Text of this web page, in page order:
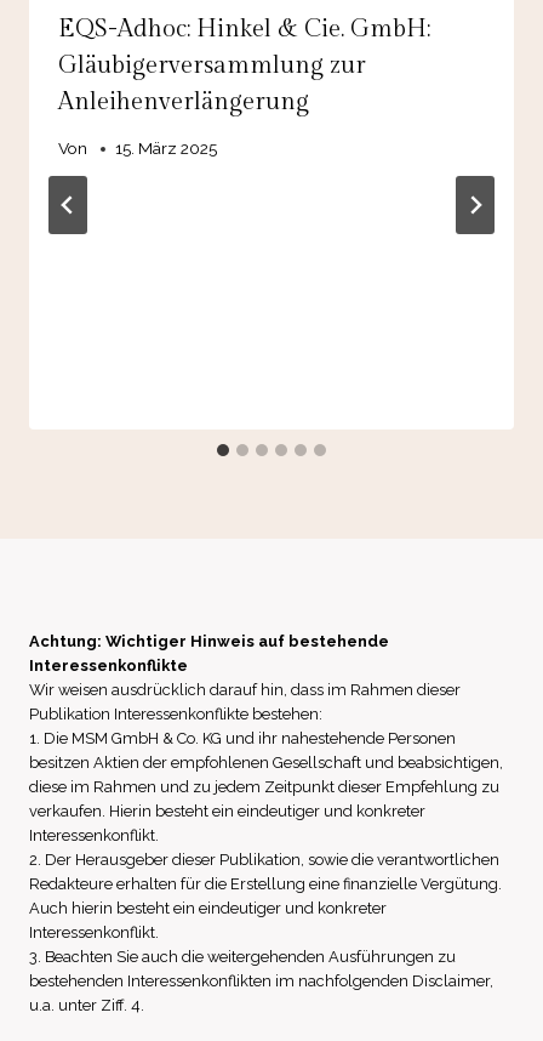
EQS-Adhoc: Hinkel & Cie. GmbH:
Gläubigerversammlung zur
Anleihenverlängerung
Von 15. März 2025
Achtung: Wichtiger Hinweis auf bestehende
Interessenkonflikte
Wir weisen ausdrücklich darauf hin, dass im Rahmen dieser
Publikation Interessenkonflikte bestehen:
1. Die MSM GmbH & Co. KG und ihr nahestehende Personen
besitzen Aktien der empfohlenen Gesellschaft und beabsichtigen,
diese im Rahmen und zu jedem Zeitpunkt dieser Empfehlung zu
verkaufen. Hierin besteht ein eindeutiger und konkreter
Interessenkonflikt.
2. Der Herausgeber dieser Publikation, sowie die verantwortlichen
Redakteure erhalten für die Erstellung eine finanzielle Vergütung.
Auch hierin besteht ein eindeutiger und konkreter
Interessenkonflikt.
3. Beachten Sie auch die weitergehenden Ausführungen zu
bestehenden Interessenkonflikten im nachfolgenden Disclaimer,
u.a. unter Ziff. 4.